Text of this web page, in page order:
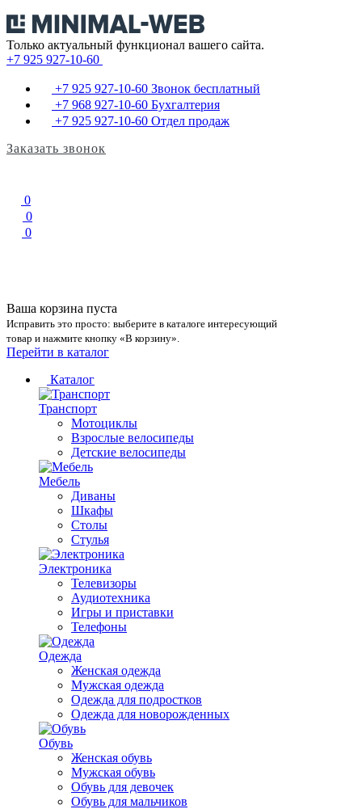
Только актуальный функционал вашего сайта.
+7 925 927-10-60
+7 925 927-10-60 Звонок бесплатный
+7 968 927-10-60 Бухгалтерия
+7 925 927-10-60 Отдел продаж
Заказать звонок
0
0
0
Ваша корзина пуста
Исправить это просто: выберите в каталоге интересующий
товар и нажмите кнопку «В корзину».
Перейти в каталог
Каталог
Транспорт
Мотоциклы
Взрослые велосипеды
Детские велосипеды
Мебель
Диваны
Шкафы
Столы
Стулья
Электроника
Телевизоры
Аудиотехника
Игры и приставки
Телефоны
Одежда
Женская одежда
Мужская одежда
Одежда для подростков
Одежда для новорожденных
Обувь
Женская обувь
Мужская обувь
Обувь для девочек
Обувь для мальчиков